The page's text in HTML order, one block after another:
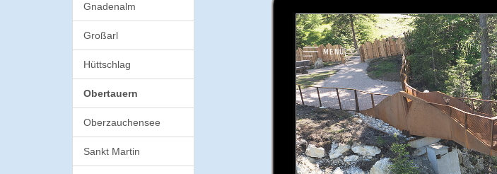
Gnadenalm
Großarl
Hüttschlag
Obertauern
Oberzauchensee
Sankt Martin